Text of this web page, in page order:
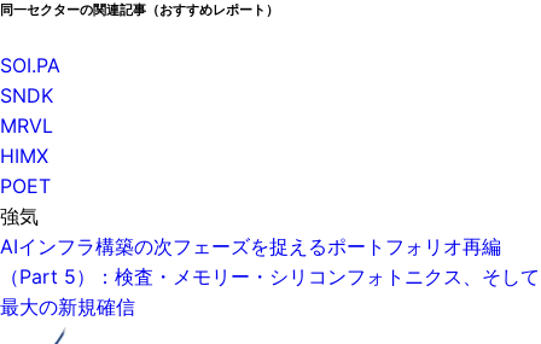
同一セクターの関連記事（おすすめレポート）
SOI.PA
SNDK
MRVL
HIMX
POET
強気
AIインフラ構築の次フェーズを捉えるポートフォリオ再編
（Part 5）：検査・メモリー・シリコンフォトニクス、そして
最大の新規確信